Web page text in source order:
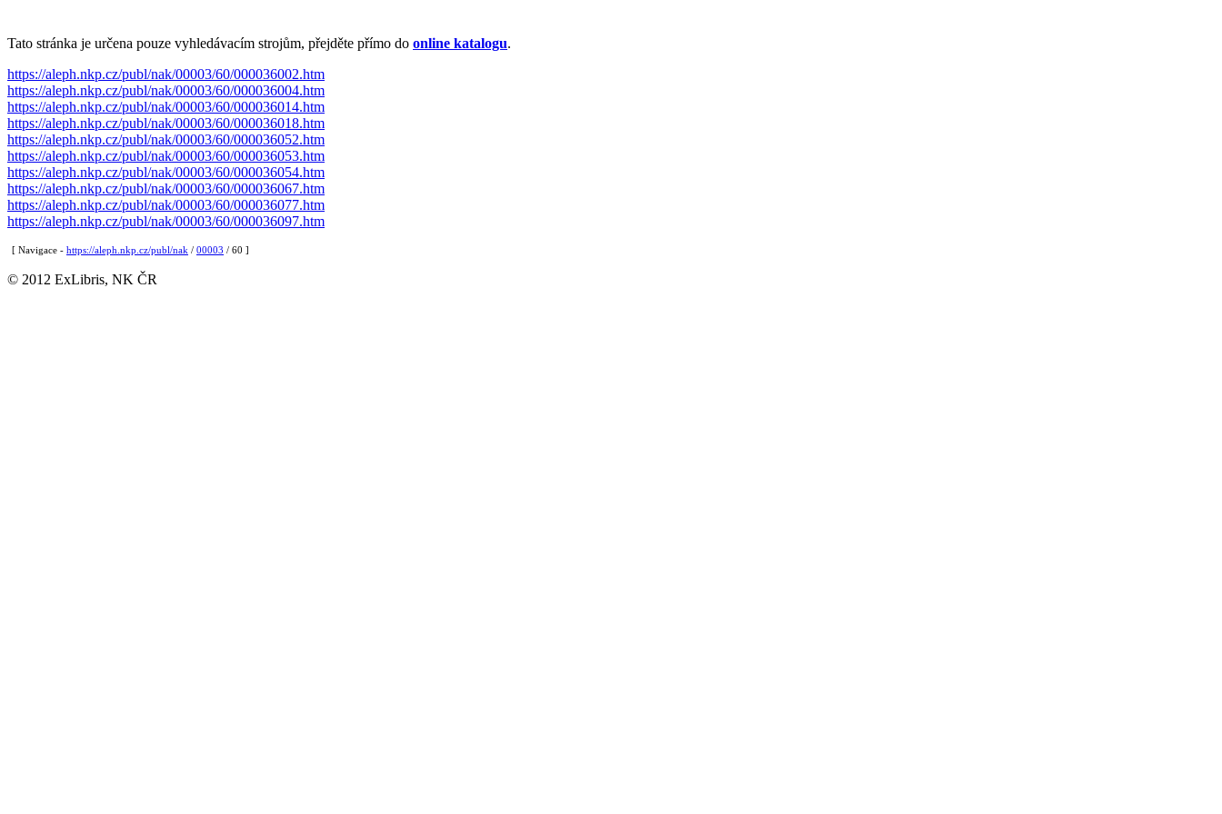
Tato stránka je určena pouze vyhledávacím strojům, přejděte přímo do online katalogu.
https://aleph.nkp.cz/publ/nak/00003/60/000036002.htm
https://aleph.nkp.cz/publ/nak/00003/60/000036004.htm
https://aleph.nkp.cz/publ/nak/00003/60/000036014.htm
https://aleph.nkp.cz/publ/nak/00003/60/000036018.htm
https://aleph.nkp.cz/publ/nak/00003/60/000036052.htm
https://aleph.nkp.cz/publ/nak/00003/60/000036053.htm
https://aleph.nkp.cz/publ/nak/00003/60/000036054.htm
https://aleph.nkp.cz/publ/nak/00003/60/000036067.htm
https://aleph.nkp.cz/publ/nak/00003/60/000036077.htm
https://aleph.nkp.cz/publ/nak/00003/60/000036097.htm
[ Navigace - https://aleph.nkp.cz/publ/nak / 00003 / 60 ]
© 2012 ExLibris, NK ČR